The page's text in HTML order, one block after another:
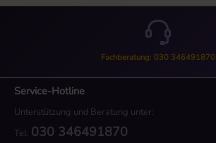
Fachberatung: 030 346491870
Service-Hotline
Unterstützung und Beratung unter:
Tel: 030 346491870